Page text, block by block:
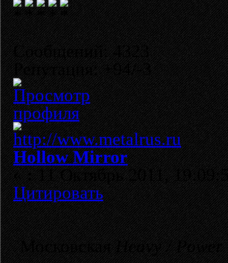
Сообщений: 4323
Репутация: +94/-3
Hollow Mirror
«:11 Октябрь 2011,
Цитировать
МосковскаяHeavy /